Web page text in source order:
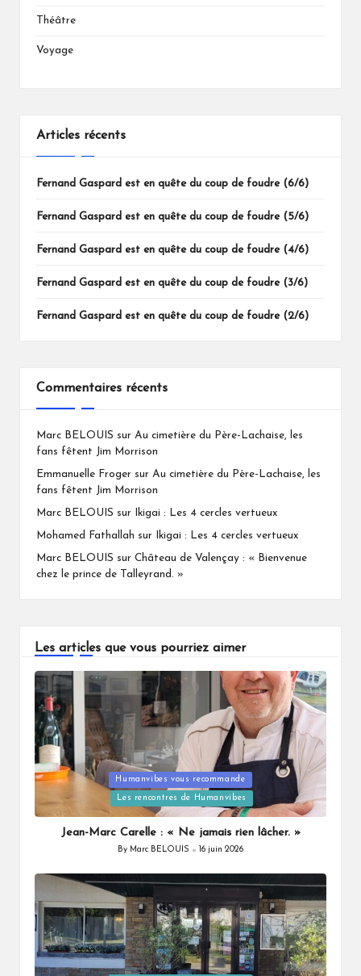
Théâtre
Voyage
Articles récents
Fernand Gaspard est en quête du coup de foudre (6/6)
Fernand Gaspard est en quête du coup de foudre (5/6)
Fernand Gaspard est en quête du coup de foudre (4/6)
Fernand Gaspard est en quête du coup de foudre (3/6)
Fernand Gaspard est en quête du coup de foudre (2/6)
Commentaires récents
Marc BELOUIS sur Au cimetière du Père-Lachaise, les
fans fêtent Jim Morrison
Emmanuelle Froger sur Au cimetière du Père-Lachaise, les
fans fêtent Jim Morrison
Marc BELOUIS sur Ikigai : Les 4 cercles vertueux
Mohamed Fathallah sur Ikigai : Les 4 cercles vertueux
Marc BELOUIS sur Château de Valençay : « Bienvenue
chez le prince de Talleyrand. »
Les articles que vous pourriez aimer
Posted
in
Humanvibes vous recommande
Les rencontres de Humanvibes
Jean-Marc Carelle : « Ne jamais rien lâcher. »
Posted
By Marc BELOUIS 16 juin 2026